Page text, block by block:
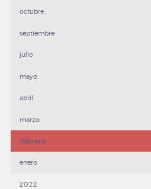
octubre
septiembre
julio
mayo
abril
marzo
febrero
enero
2022